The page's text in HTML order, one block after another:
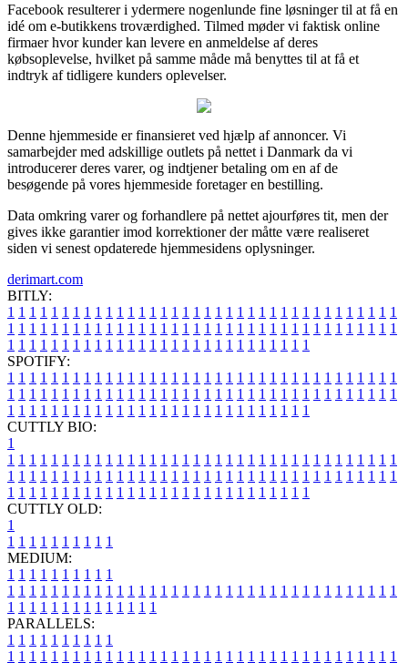
Facebook resulterer i ydermere nogenlunde fine løsninger til at få en
idé om e-butikkens troværdighed. Tilmed møder vi faktisk online
firmaer hvor kunder kan levere en anmeldelse af deres
købsoplevelse, hvilket på samme måde må benyttes til at få et
indtryk af tidligere kunders oplevelser.
Denne hjemmeside er finansieret ved hjælp af annoncer. Vi
samarbejder med adskillige outlets på nettet i Danmark da vi
introducerer deres varer, og indtjener betaling om en af de
besøgende på vores hjemmeside foretager en bestilling.
Data omkring varer og forhandlere på nettet ajourføres tit, men der
gives ikke garantier imod korrektioner der måtte være realiseret
siden vi senest opdaterede hjemmesidens oplysninger.
derimart.com
BITLY:
1 1 1 1 1 1 1 1 1 1 1 1 1 1 1 1 1 1 1 1 1 1 1 1 1 1 1 1 1 1 1 1 1 1 1 1
1 1 1 1 1 1 1 1 1 1 1 1 1 1 1 1 1 1 1 1 1 1 1 1 1 1 1 1 1 1 1 1 1 1 1 1
1 1 1 1 1 1 1 1 1 1 1 1 1 1 1 1 1 1 1 1 1 1 1 1 1 1 1 1
SPOTIFY:
1 1 1 1 1 1 1 1 1 1 1 1 1 1 1 1 1 1 1 1 1 1 1 1 1 1 1 1 1 1 1 1 1 1 1 1
1 1 1 1 1 1 1 1 1 1 1 1 1 1 1 1 1 1 1 1 1 1 1 1 1 1 1 1 1 1 1 1 1 1 1 1
1 1 1 1 1 1 1 1 1 1 1 1 1 1 1 1 1 1 1 1 1 1 1 1 1 1 1 1
CUTTLY BIO:
1
1 1 1 1 1 1 1 1 1 1 1 1 1 1 1 1 1 1 1 1 1 1 1 1 1 1 1 1 1 1 1 1 1 1 1 1
1 1 1 1 1 1 1 1 1 1 1 1 1 1 1 1 1 1 1 1 1 1 1 1 1 1 1 1 1 1 1 1 1 1 1 1
1 1 1 1 1 1 1 1 1 1 1 1 1 1 1 1 1 1 1 1 1 1 1 1 1 1 1 1
CUTTLY OLD:
1
1 1 1 1 1 1 1 1 1 1
MEDIUM:
1 1 1 1 1 1 1 1 1 1
1 1 1 1 1 1 1 1 1 1 1 1 1 1 1 1 1 1 1 1 1 1 1 1 1 1 1 1 1 1 1 1 1 1 1 1
1 1 1 1 1 1 1 1 1 1 1 1 1 1
PARALLELS:
1 1 1 1 1 1 1 1 1 1
1 1 1 1 1 1 1 1 1 1 1 1 1 1 1 1 1 1 1 1 1 1 1 1 1 1 1 1 1 1 1 1 1 1 1 1